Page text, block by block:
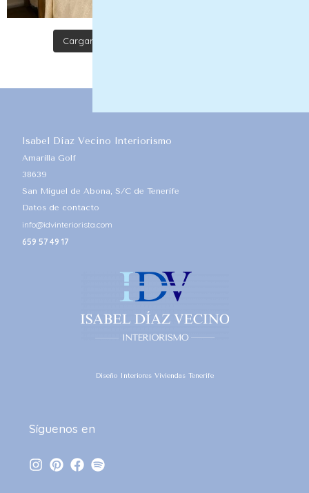
Cargar más
Isabel Díaz Vecino Interiorismo
Amarilla Golf
38639
San Miguel de Abona, S/C de Tenerife
Datos de contacto
info@idvinteriorista.com
659 57 49 17
Diseño Interiores Viviendas Tenerife
Síguenos en